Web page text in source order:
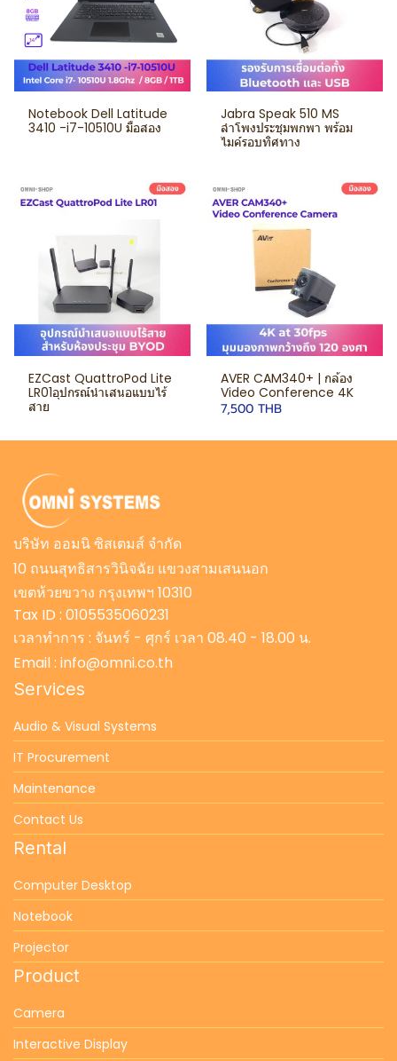
Notebook Dell Latitude
3410 -i7-10510U มือสอง
Jabra Speak 510 MS
ลำโพงประชุมพกพา พร้อม
ไมค์รอบทิศทาง
EZCast QuattroPod Lite
LR01อุปกรณ์นำเสนอแบบไร้
สาย
AVER CAM340+ | กล้อง
Video Conference 4K
7,500 THB
บริษัท ออมนิ ซิสเตมส์ จำกัด
10 ถนนสุทธิสารวินิจฉัย แขวงสามเสนนอก
เขตห้วยขวาง กรุงเทพฯ 10310
Tax ID : 0105535060231
เวลาทำการ : จันทร์ - ศุกร์ เวลา 08.40 - 18.00 น.
Email : info@omni.co.th
Services
Audio & Visual Systems
IT Procurement
Maintenance
Contact Us
Rental
Computer Desktop
Notebook
Projector
Product
Camera
Interactive Display